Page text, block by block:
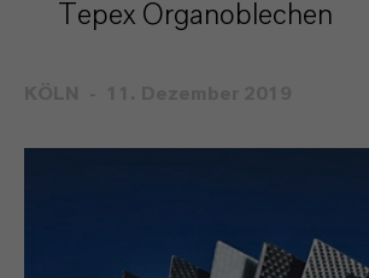
Tepex Organoblechen